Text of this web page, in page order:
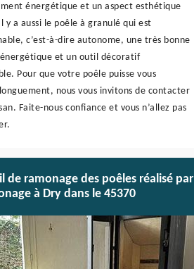
énergétique et un aspect esthétique
y a aussi le poêle à granulé qui est
c’est-à-dire autonome, une très bonne
et un outil décoratif
Pour que votre poêle puisse vous
nous vous invitons de contacter
Faite-nous confiance et vous n’allez pas
de ramonage des poêles réalisé par
à Dry dans le 45370